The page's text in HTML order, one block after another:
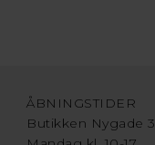
ÅBNINGSTIDER
Butikken Nygade 3